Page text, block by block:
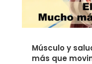
Músculo y
más que